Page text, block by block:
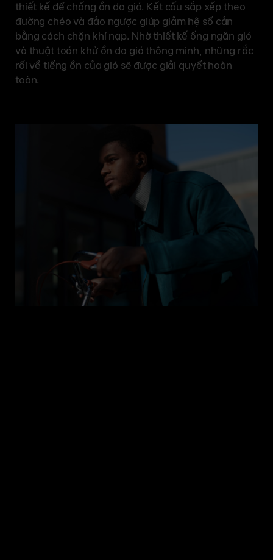
thiết kế để chống ồn do gió. Kết cấu sắp xếp theo
đường chéo và đảo ngược giúp giảm hệ số cản
bằng cách chặn khí nạp. Nhờ thiết kế ống ngăn gió
và thuật toán khử ồn do gió thông minh, những rắc
rối về tiếng ồn của gió sẽ được giải quyết hoàn
toàn.